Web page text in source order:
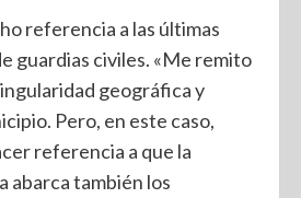
referencia a las últimas
guardias civiles. «Me remito
geográfica y
Pero, en este caso,
referencia a que la
abarca también los